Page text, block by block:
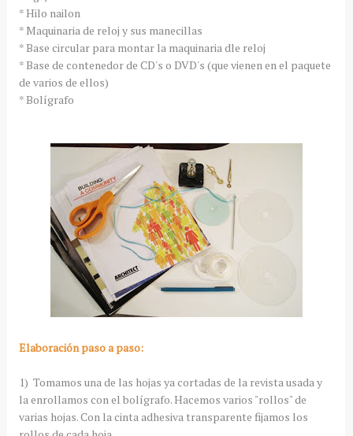
* Hilo nailon
* Maquinaria de reloj y sus manecillas
* Base circular para montar la maquinaria dle reloj
* Base de contenedor de CD's o DVD's (que vienen en el paquete
de varios de ellos)
* Bolígrafo
Elaboración paso a paso:
1) Tomamos una de las hojas ya cortadas de la revista usada y
la enrollamos con el bolígrafo. Hacemos varios "rollos" de
varias hojas. Con la cinta adhesiva transparente fijamos los